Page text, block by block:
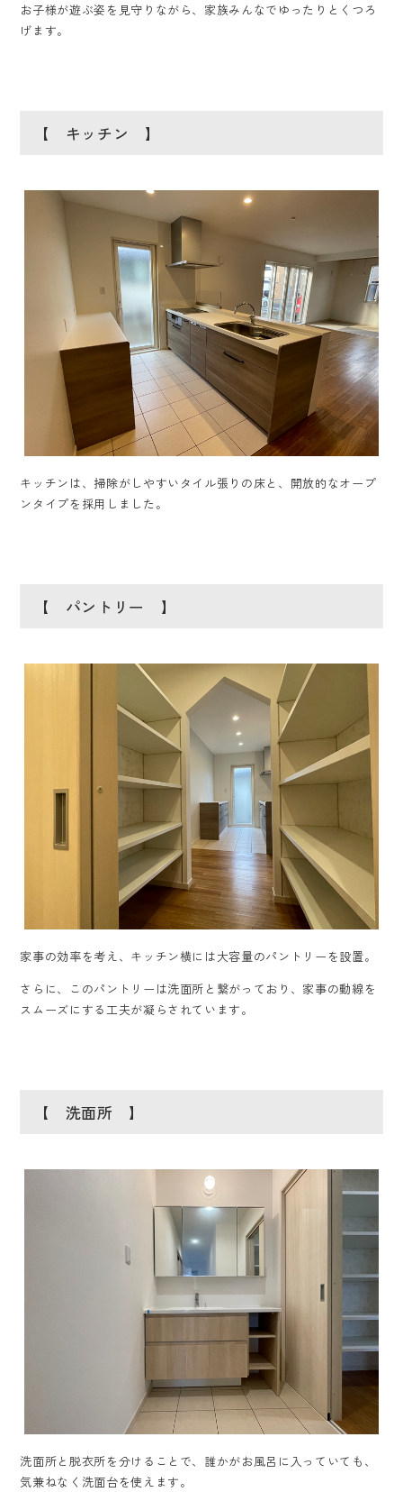
お子様が遊ぶ姿を見守りながら、家族みんなでゆったりとくつろ
げます。
【 キッチン 】
キッチンは、掃除がしやすいタイル張りの床と、開放的なオープ
ンタイプを採用しました。
【 パントリー 】
家事の効率を考え、キッチン横には大容量のパントリーを設置。
さらに、このパントリーは洗面所と繋がっており、家事の動線を
スムーズにする工夫が凝らされています。
【 洗面所 】
洗面所と脱衣所を分けることで、誰かがお風呂に入っていても、
気兼ねなく洗面台を使えます。